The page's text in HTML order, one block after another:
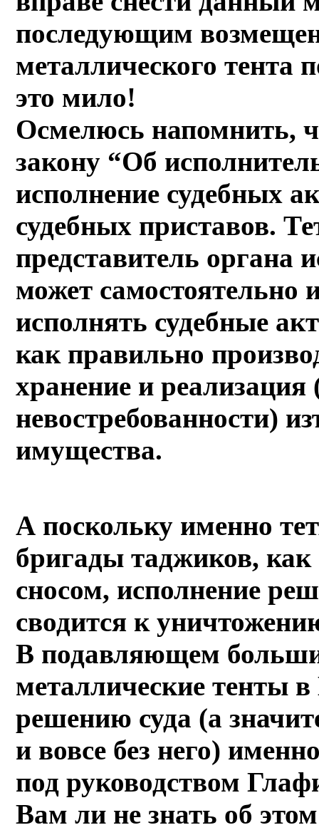
последующим
металлического тента
это мило!
Осмелюсь напомнить,
закону “Об
исполнение судебных
судебных приставов.
представитель органа
может
исполнять судебные
как правильно
хранение и реализация
невостребованности)
имущества.
А поскольку именно
бригады таджиков,
сносом, исполнение
сводится к
В подавляющем
металлические тенты
решению суда (а
и вовсе без него)
под руководством
Вам ли не знать об